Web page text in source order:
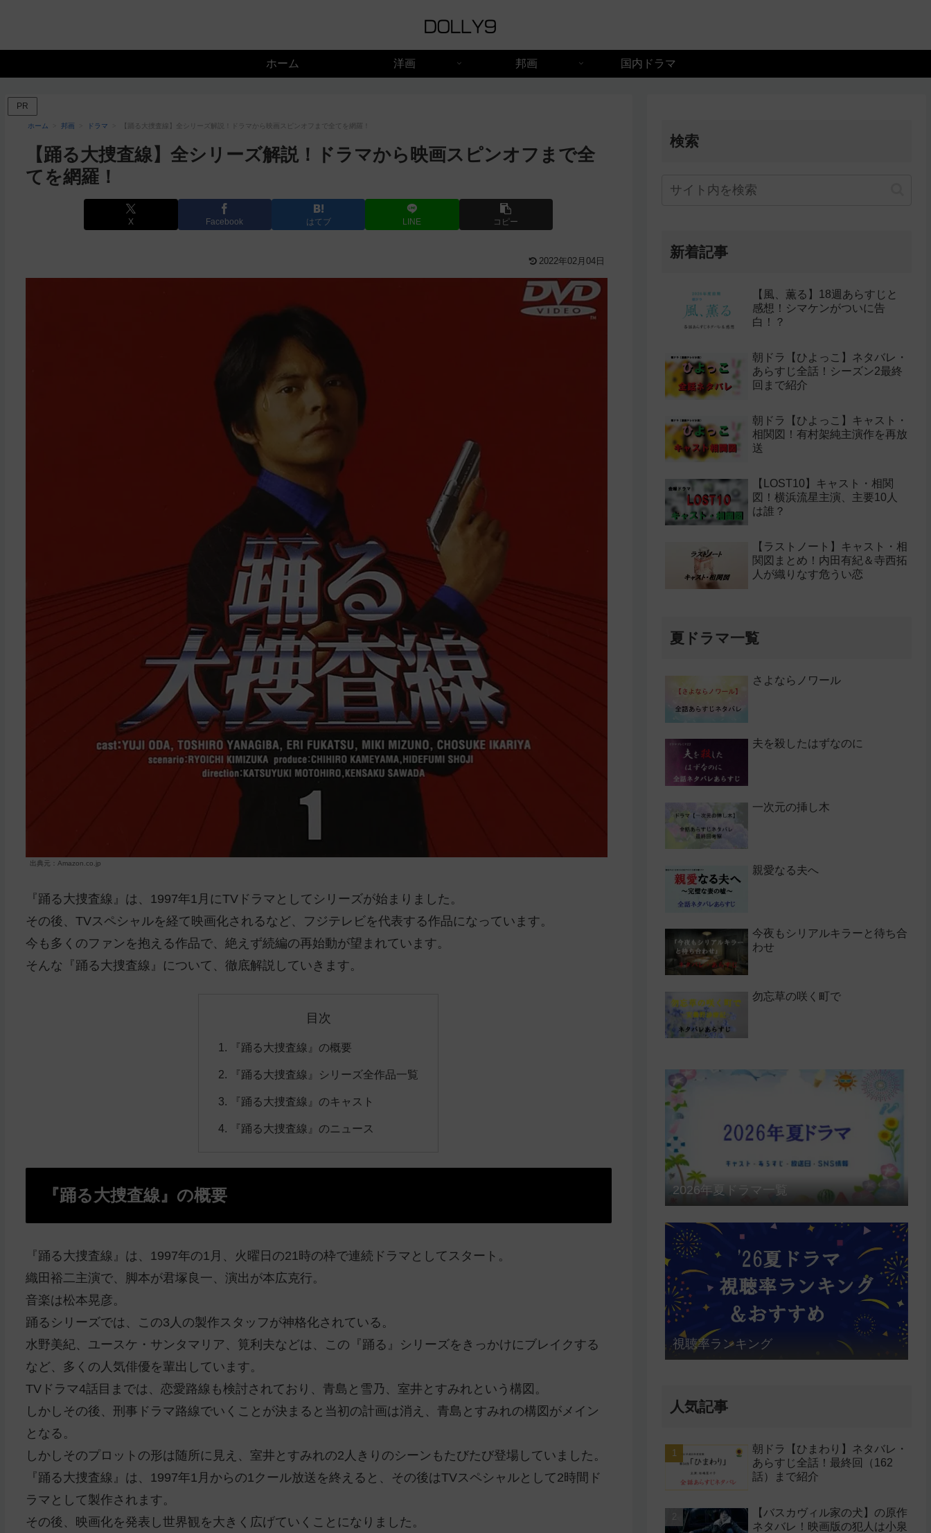
ホーム 洋画 邦画 国内ドラマ
PR
ホーム 邦画 ドラマ 【踊る大捜査線】全シリーズ解説！ドラマから映画スピンオフまで全てを網羅！
【踊る大捜査線】全シリーズ解説！ドラマから映画スピンオフまで全
てを網羅！
X Facebook はてブ LINE コピー
2022年02月04日
出典元：Amazon.co.jp
『踊る大捜査線』は、1997年1月にTVドラマとしてシリーズが始まりました。
その後、TVスペシャルを経て映画化されるなど、フジテレビを代表する作品になっています。
今も多くのファンを抱える作品で、絶えず続編の再始動が望まれています。
そんな『踊る大捜査線』について、徹底解説していきます。
目次
『踊る大捜査線』の概要
『踊る大捜査線』シリーズ全作品一覧
『踊る大捜査線』のキャスト
『踊る大捜査線』のニュース
『踊る大捜査線』の概要
『踊る大捜査線』は、1997年の1月、火曜日の21時の枠で連続ドラマとしてスタート。
織田裕二主演で、脚本が君塚良一、演出が本広克行。
音楽は松本晃彦。
踊るシリーズでは、この3人の製作スタッフが神格化されている。
水野美紀、ユースケ・サンタマリア、筧利夫などは、この『踊る』シリーズをきっかけにブレイクする
など、多くの人気俳優を輩出しています。
TVドラマ4話目までは、恋愛路線も検討されており、青島と雪乃、室井とすみれという構図。
しかしその後、刑事ドラマ路線でいくことが決まると当初の計画は消え、青島とすみれの構図がメイン
となる。
しかしそのプロットの形は随所に見え、室井とすみれの2人きりのシーンもたびたび登場していました。
『踊る大捜査線』は、1997年1月からの1クール放送を終えると、その後はTVスペシャルとして2時間ド
ラマとして製作されます。
その後、映画化を発表し世界観を大きく広げていくことになりました。
検索
新着記事
【風、薫る】18週あらすじと
感想！シマケンがついに告
白！？
朝ドラ【ひよっこ】ネタバレ・
あらすじ全話！シーズン2最終
回まで紹介
朝ドラ【ひよっこ】キャスト・
相関図！有村架純主演作を再放
送
【LOST10】キャスト・相関
図！横浜流星主演、主要10人
は誰？
【ラストノート】キャスト・相
関図まとめ！内田有紀＆寺西拓
人が織りなす危うい恋
夏ドラマ一覧
さよならノワール
夫を殺したはずなのに
一次元の挿し木
親愛なる夫へ
今夜もシリアルキラーと待ち合
わせ
勿忘草の咲く町で
2026年夏ドラマ一覧
視聴率ランキング
人気記事
朝ドラ【ひまわり】ネタバレ・
あらすじ全話！最終回（162
話）まで紹介
【バスカヴィル家の犬】の原作
ネタバレ！映画版の犯人は小泉